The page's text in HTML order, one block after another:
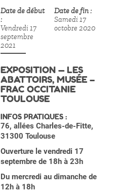
Date de début
Vendredi 17
septembre
2021
Date de fin
Samedi 17
octobre 2020
EXPOSITION — LES
ABATTOIRS, MUSÉE –
FRAC OCCITANIE
TOULOUSE
INFOS PRATIQUES :
76, allées Charles-de-Fitte,
31300 Toulouse
Ouverture le vendredi 17
septembre de 18h à 23h
Du mercredi au dimanche de
12h à 18h